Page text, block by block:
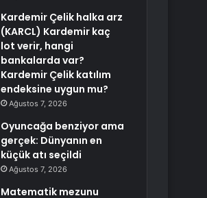
Kardemir Çelik halka arz
(KARCL) Kardemir kaç
lot verir, hangi
bankalarda var?
Kardemir Çelik katılım
endeksine uygun mu?
Ağustos 7, 2026
Oyuncağa benziyor ama
gerçek: Dünyanın en
küçük atı seçildi
Ağustos 7, 2026
Matematik mezunu